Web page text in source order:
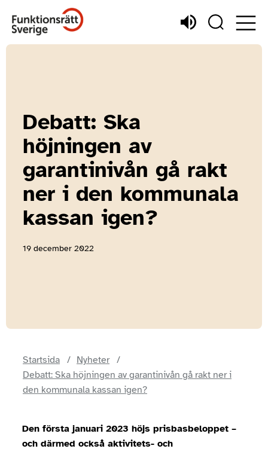
Debatt: Ska
höjningen av
garantinivån gå rakt
ner i den kommunala
kassan igen?
19 december 2022
Startsida
Nyheter
Debatt: Ska höjningen av garantinivån gå rakt ner i
den kommunala kassan igen?
Den första januari 2023 höjs prisbasbeloppet –
och därmed också aktivitets- och